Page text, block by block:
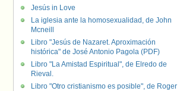
Jesús in Love
La iglesia ante la homosexualidad, de John
Mcneill
Libro "Jesús de Nazaret. Aproximación
histórica" de José Antonio Pagola (PDF)
Libro "La Amistad Espiritual", de Elredo de
Rieval.
Libro "Otro cristianismo es posible", de Roger